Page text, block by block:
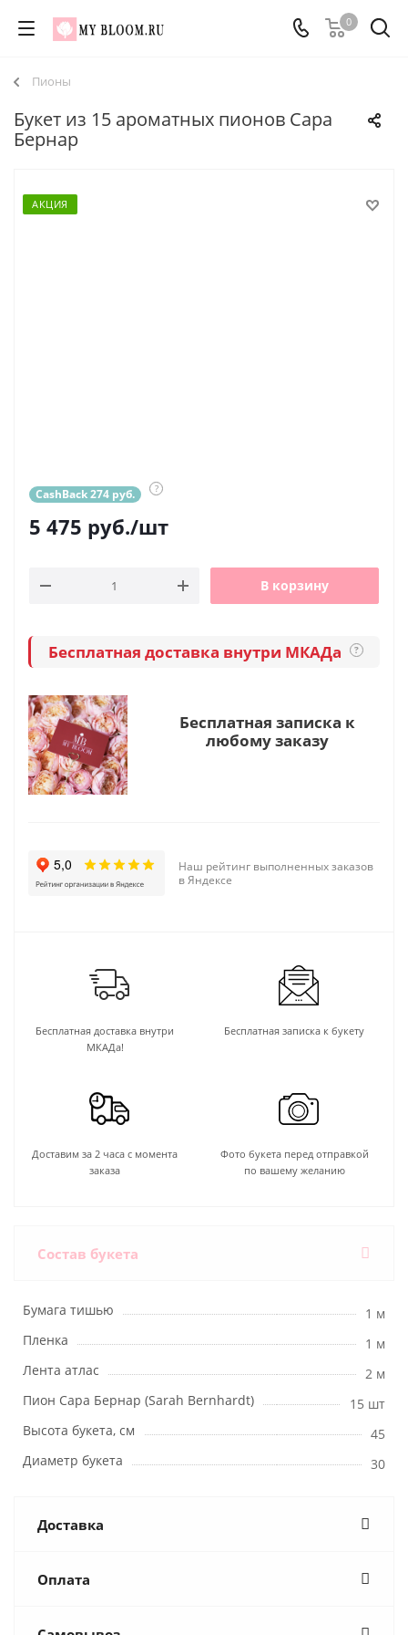
0
Пионы
Букет из 15 ароматных пионов Сара
Бернар
АКЦИЯ
CashBack 274 руб. ?
5 475 руб./шт
В корзину
Бесплатная доставка внутри МКАДа ?
Бесплатная записка к
любому заказу
Наш рейтинг выполненных заказов
в Яндексе
Бесплатная доставка внутри
МКАДа!
Бесплатная записка к букету
Доставим за 2 часа с момента
заказа
Фото букета перед отправкой
по вашему желанию
Состав букета
Бумага тишью
1 м
Пленка
1 м
Лента атлас
2 м
Пион Сара Бернар (Sarah Bernhardt)
15 шт
Высота букета, см
45
Диаметр букета
30
Доставка
Оплата